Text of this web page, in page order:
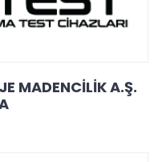
MADENCİLİK A.Ş.